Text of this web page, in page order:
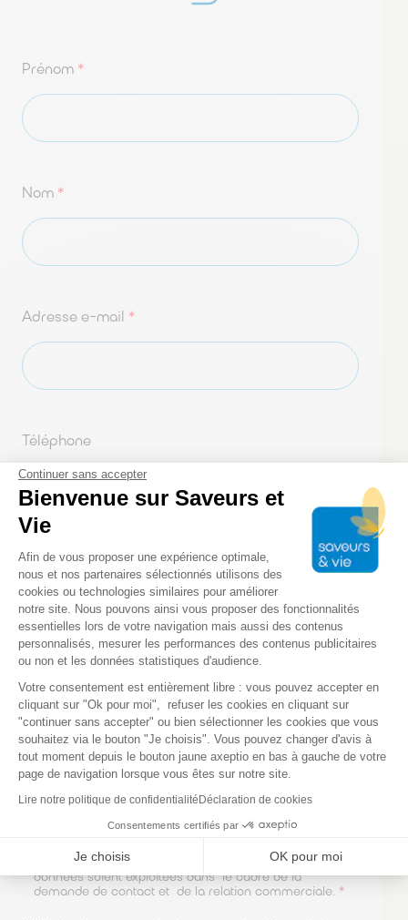
Prénom *
Nom *
Adresse e-mail *
Téléphone
0 sur 10 caractères maximum
Votre message
En soumettant ce formulaire, j’accepte que mes
données soient exploitées dans le cadre de la
demande de contact et de la relation commerciale. *
Continuer sans accepter
Bienvenue sur Saveurs et
Vie
Plateforme de Gestion du
Afin de vous proposer une expérience optimale,
nous et nos partenaires sélectionnés utilisons des
cookies ou technologies similaires pour améliorer
notre site. Nous pouvons ainsi vous proposer des fonctionnalités
essentielles lors de votre navigation mais aussi des contenus
personnalisés, mesurer les performances des contenus publicitaires
ou non et les données statistiques d'audience.
Votre consentement est entièrement libre : vous pouvez accepter en
cliquant sur "Ok pour moi", refuser les cookies en cliquant sur
"continuer sans accepter" ou bien sélectionner les cookies que vous
souhaitez via le bouton "Je choisis". Vous pouvez changer d'avis à
tout moment depuis le bouton jaune axeptio en bas à gauche de votre
page de navigation lorsque vous êtes sur notre site.
Lire notre politique de confidentialitéDéclaration de cookies
Consentements certifiés par
Je choisis OK pour moi
Axeptio consent